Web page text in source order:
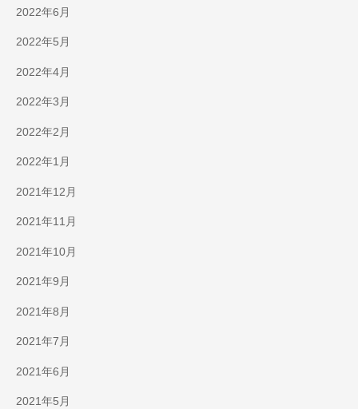
2022年6月
2022年5月
2022年4月
2022年3月
2022年2月
2022年1月
2021年12月
2021年11月
2021年10月
2021年9月
2021年8月
2021年7月
2021年6月
2021年5月